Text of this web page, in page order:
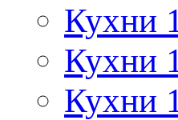
Кухни
Кухни
Кухни